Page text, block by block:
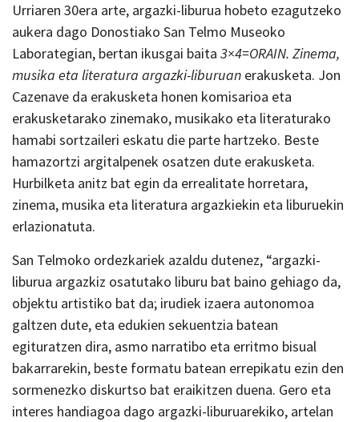
Urriaren 30era arte, argazki-liburua hobeto ezagutzeko
aukera dago Donostiako San Telmo Museoko
Laborategian, bertan ikusgai baita 3×4=ORAIN. Zinema,
musika eta literatura argazki-liburuan erakusketa. Jon
Cazenave da erakusketa honen komisarioa eta
erakusketarako zinemako, musikako eta literaturako
hamabi sortzaileri eskatu die parte hartzeko. Beste
hamazortzi argitalpenek osatzen dute erakusketa.
Hurbilketa anitz bat egin da errealitate horretara,
zinema, musika eta literatura argazkiekin eta liburuekin
erlazionatuta.
San Telmoko ordezkariek azaldu dutenez, “argazki-
liburua argazkiz osatutako liburu bat baino gehiago da,
objektu artistiko bat da; irudiek izaera autonomoa
galtzen dute, eta edukien sekuentzia batean
egituratzen dira, asmo narratibo eta erritmo bisual
bakarrarekin, beste formatu batean errepikatu ezin den
sormenezko diskurtso bat eraikitzen duena. Gero eta
interes handiagoa dago argazki-liburuarekiko, artelan